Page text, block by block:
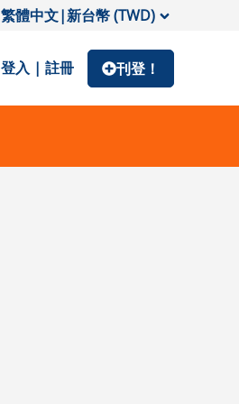
繁體中文|新台幣 (TWD)
登入 | 註冊 刊登！